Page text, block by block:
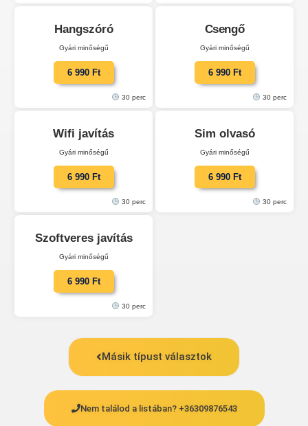
Hangszóró
Gyári minőségű
6 990 Ft
30 perc
Csengő
Gyári minőségű
6 990 Ft
30 perc
Wifi javítás
Gyári minőségű
6 990 Ft
30 perc
Sim olvasó
Gyári minőségű
6 990 Ft
30 perc
Szoftveres javítás
Gyári minőségű
6 990 Ft
30 perc
Másik típust választok
Nem találod a listában? +36309876543